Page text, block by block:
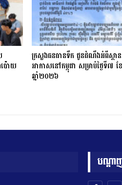
ប៉ោយ
ក្រសួងធនធានទឹក ជូនដំណឹងអំពីស្ថា
អាកាសនៅកម្ពុជា សម្រាប់ថ្ងៃទី៧
ឆ្នាំ២០២៦
បណ្តា